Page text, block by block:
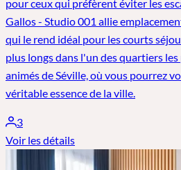
pour ceux qui préfèrent éviter les
Gallos - Studio 001 allie
qui le rend idéal pour les courts
plus longs dans l'un des quartiers
animés de Séville, où vous pourrez
véritable essence de la ville.
3
Voir les détails